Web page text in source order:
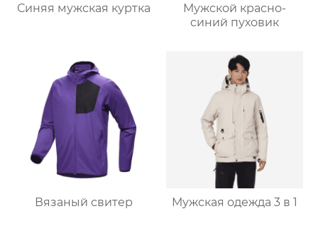
Синяя мужская куртка
Мужской красно-
синий пуховик
Вязаный свитер Мужская одежда 3 в 1